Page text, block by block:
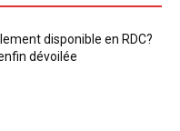
disponible en RDC?
dévoilée